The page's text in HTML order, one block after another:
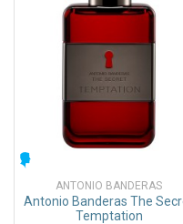
ANTONIO BANDERAS
Antonio Banderas The
Temptation